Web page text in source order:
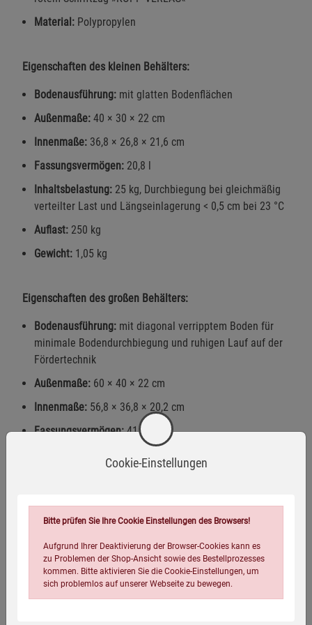
Material: Polypropylen
Eigenschaften des kleinen Behälters:
Bodenausführung: mit glatten Bodenflächen
Außenmaße: 40 × 30 × 22 cm
Innenmaße: 36,8 × 26,8 × 21,6 cm
Fassungsvermögen: 20,8 l
Inhaltsbelastung: 25 kg, Durchbiegung bei gleichmäßig
verteilter Last und Längseinlagerung < 0,5 cm bei 23 °C
Auflast: 250 kg
Gewicht: 1,05 kg
Eigenschaften des großen Behälters:
Bodenausführung: mit diagonal verripptem Boden für
minimale Bodendurchbiegung und ruhigen Lauf auf der
Fördertechnik
Außenmaße: 60 × 40 × 22 cm
Innenmaße: 56,8 × 36,8 × 20,2 cm
Fassungsvermögen:41,3 l
verteilter Last und Längseinlagerung < 0,5 cm bei 23 °C
Gewicht:2,45 kg
Cookie-Einstellungen
Bitte prüfen Sie Ihre Cookie Einstellungen des Browsers!
Aufgrund Ihrer Deaktivierung der Browser-Cookies kann es
zu Problemen der Shop-Ansicht sowie des Bestellprozesses
kommen. Bitte aktivieren Sie die Cookie-Einstellungen, um
sich problemlos auf unserer Webseite zu bewegen.